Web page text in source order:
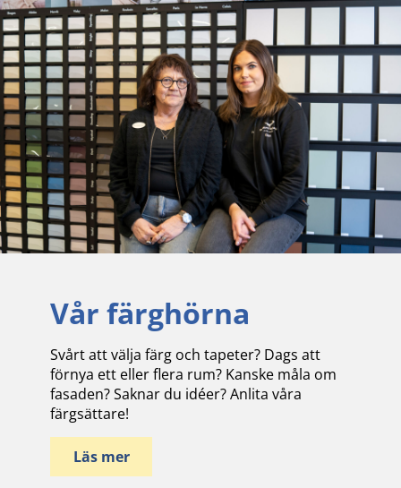
Vår färghörna
Svårt att välja färg och tapeter? Dags att
förnya ett eller flera rum? Kanske måla om
fasaden? Saknar du idéer? Anlita våra
färgsättare!
Läs mer